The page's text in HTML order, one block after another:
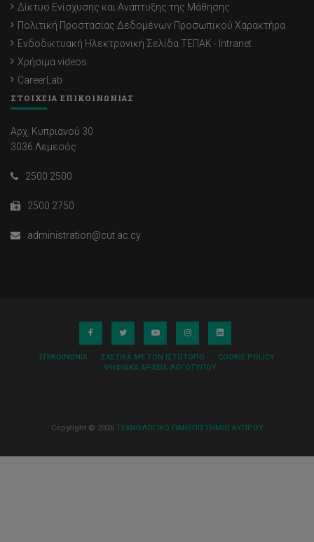
Δίκτυο Ενίσχυσης και Ανάπτυξης της Μάθησης
Πολιτική Προστασίας Δεδομένων Προσωπικού Χαρακτήρα
Ενδοδικτυακή Ηλεκτρονική Σελίδα ΤΕΠΑΚ - Intranet
Χρήσιμα videos
CareerLab
ΣΤΟΙΧΕΙΑ ΕΠΙΚΟΙΝΩΝΙΑΣ
Αρχ. Κυπριανού 30
3036 Λεμεσός
2500 2500
2500 2750
administration@cut.ac.cy
ΕΠΙΚΟΙΝΩΝΊΑ ΣΧΕΤΙΚΆ ΜΕ ΤΟΝ ΙΣΤΌΤΟΠΟ
COOKIE POLICY
ΨΗΦΙΑΚΆ ΑΡΧΕΊΑ ΛΟΓΌΤΥΠΟΥ
Copyright © 2026 ΤΕΧΝΟΛΟΓΙΚΟ ΠΑΝΕΠΙΣΤΗΜΙΟ ΚΥΠΡΟΥ